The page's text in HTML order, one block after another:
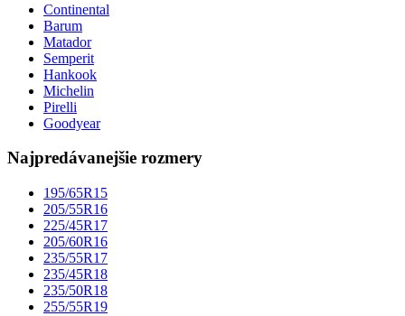
Continental
Barum
Matador
Semperit
Hankook
Michelin
Pirelli
Goodyear
Najpredávanejšie rozmery
195/65R15
205/55R16
225/45R17
205/60R16
235/55R17
235/45R18
235/50R18
255/55R19